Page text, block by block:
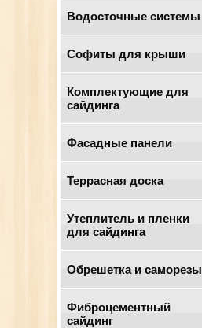
Водосточные системы
Cофиты для крыши
Комплектующие для
сайдинга
Фасадные панели
Террасная доска
Утеплитель и пленки
для сайдинга
Обрешетка и саморезы
Фиброцементный
сайдинг